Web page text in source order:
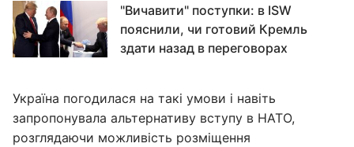
"Вичавити" поступки: в ISW
пояснили, чи готовий Кремль
здати назад в переговорах
Україна погодилася на такі умови і навіть
запропонувала альтернативу вступу в НАТО,
розглядаючи можливість розміщення